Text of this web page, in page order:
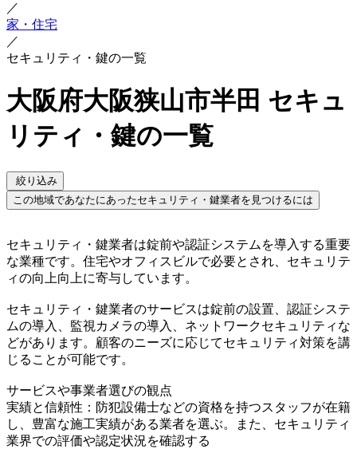
／
家・住宅
／
セキュリティ・鍵の一覧
大阪府大阪狭山市半田 セキュ
リティ・鍵の一覧
絞り込み
この地域であなたにあったセキュリティ・鍵業者を見つけるには
セキュリティ・鍵業者は錠前や認証システムを導入する重要
な業種です。住宅やオフィスビルで必要とされ、セキュリテ
ィの向上向上に寄与しています。
セキュリティ・鍵業者のサービスは錠前の設置、認証システ
ムの導入、監視カメラの導入、ネットワークセキュリティな
どがあります。顧客のニーズに応じてセキュリティ対策を講
じることが可能です。
サービスや事業者選びの観点
実績と信頼性：防犯設備士などの資格を持つスタッフが在籍
し、豊富な施工実績がある業者を選ぶ。また、セキュリティ
業界での評価や認定状況を確認する